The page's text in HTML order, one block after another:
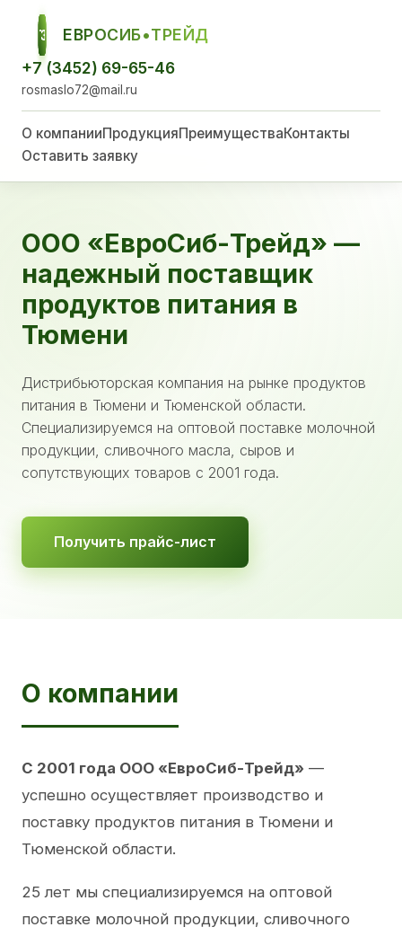
ЕСТ
ЕВРОСИБ•ТРЕЙД
+7 (3452) 69-65-46
rosmaslo72@mail.ru
О компанииПродукцияПреимуществаКонтакты
Оставить заявку
ООО «ЕвроСиб-Трейд» —
надежный поставщик
продуктов питания в
Тюмени
Дистрибьюторская компания на рынке продуктов
питания в Тюмени и Тюменской области.
Специализируемся на оптовой поставке молочной
продукции, сливочного масла, сыров и
сопутствующих товаров с 2001 года.
Получить прайс-лист
О компании
С 2001 года ООО «ЕвроСиб-Трейд» —
успешно осуществляет производство и
поставку продуктов питания в Тюмени и
Тюменской области.
25 лет мы специализируемся на оптовой
поставке молочной продукции, сливочного